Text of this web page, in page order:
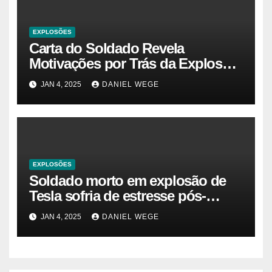
EXPLOSÕES
Carta do Soldado Revela
Motivações por Trás da Explosão
do Cybertruck em Las Vegas –
Gazeta Brasil
JAN 4, 2025 DANIEL WEGE
EXPLOSÕES
Soldado morto em explosão de
Tesla sofria de estresse pós-
traumático e temia ‘colapso’ dos
JAN 4, 2025 DANIEL WEGE